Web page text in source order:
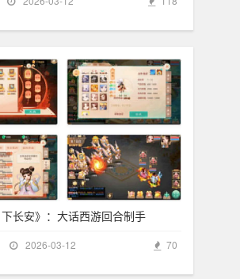
下长安》：大话西游回合制手
2026-03-12 70